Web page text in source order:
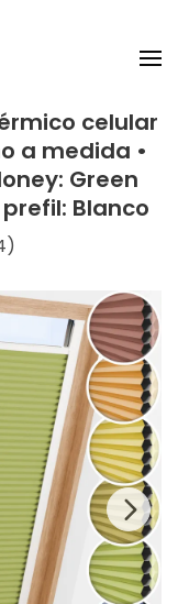
celular
a medida •
Green
Blanco